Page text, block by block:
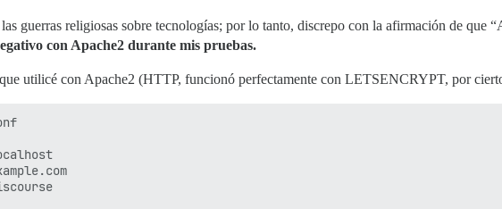
guerras religiosas sobre tecnologías; por lo tanto, discrepo con la afirmación de que
con Apache2 durante mis pruebas.
utilicé con Apache2 (HTTP, funcionó perfectamente con LETSENCRYPT, por